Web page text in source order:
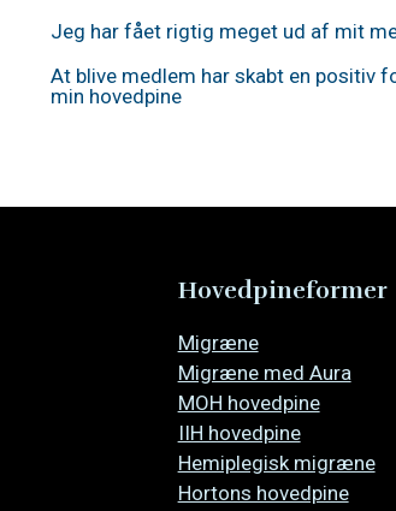
Jeg har fået rigtig meget ud af mit
At blive medlem har skabt en positiv
min hovedpine
Hovedpineformer
navigationen
Migræne
Migræne med Aura
MOH hovedpine
IIH hovedpine
Hemiplegisk migræne
Hortons hovedpine